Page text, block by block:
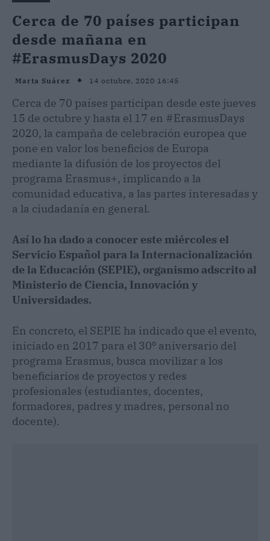
Cerca de 70 países participan
desde mañana en
#ErasmusDays 2020
Marta Suárez 14 octubre, 2020 16:45
Cerca de 70 países participan desde este jueves
15 de octubre y hasta el 17 en #ErasmusDays
2020, la campaña de celebración europea que
pone en valor los beneficios de Europa
mediante la difusión de los proyectos del
programa Erasmus+, implicando a la
comunidad educativa, a las partes interesadas y
a la ciudadanía en general.
Así lo ha dado a conocer este miércoles el
Servicio Español para la Internacionalización
de la Educación (SEPIE), organismo adscrito al
Ministerio de Ciencia, Innovación y
Universidades.
En concreto, el SEPIE ha indicado que el evento,
iniciado en 2017 para el 30º aniversario del
programa Erasmus, busca movilizar a los
beneficiarios de proyectos y redes
profesionales (estudiantes, docentes,
formadores, padres y madres, personal no
docente).